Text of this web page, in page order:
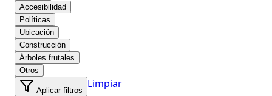
Accesibilidad
Políticas
Ubicación
Construcción
Árboles frutales
Otros
Aplicar filtros
Limpiar